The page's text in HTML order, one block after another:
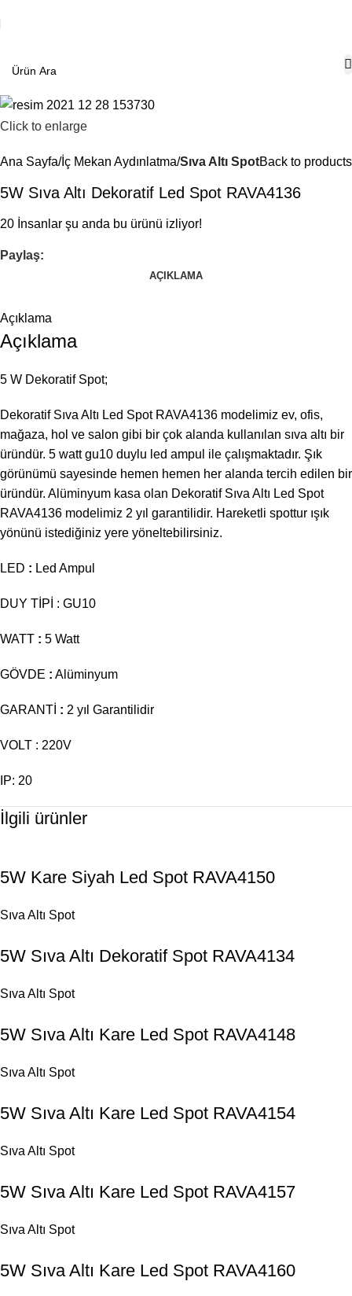
Click to enlarge
Ana Sayfa İç Mekan Aydınlatma Sıva Altı SpotBack to products
5W Sıva Altı Dekoratif Led Spot RAVA4136
20 İnsanlar şu anda bu ürünü izliyor!
Paylaş:
AÇIKLAMA
Açıklama
Açıklama
5 W Dekoratif Spot;
Dekoratif Sıva Altı Led Spot RAVA4136 modelimiz ev, ofis,
mağaza, hol ve salon gibi bir çok alanda kullanılan sıva altı bir
üründür. 5 watt gu10 duylu led ampul ile çalışmaktadır. Şık
görünümü sayesinde hemen hemen her alanda tercih edilen bir
üründür. Alüminyum kasa olan Dekoratif Sıva Altı Led Spot
RAVA4136 modelimiz 2 yıl garantilidir. Hareketli spottur ışık
yönünü istediğiniz yere yöneltebilirsiniz.
LED : Led Ampul
DUY TİPİ : GU10
WATT : 5 Watt
GÖVDE : Alüminyum
GARANTİ : 2 yıl Garantilidir
VOLT : 220V
IP: 20
İlgili ürünler
5W Kare Siyah Led Spot RAVA4150
Sıva Altı Spot
5W Sıva Altı Dekoratif Spot RAVA4134
Sıva Altı Spot
5W Sıva Altı Kare Led Spot RAVA4148
Sıva Altı Spot
5W Sıva Altı Kare Led Spot RAVA4154
Sıva Altı Spot
5W Sıva Altı Kare Led Spot RAVA4157
Sıva Altı Spot
5W Sıva Altı Kare Led Spot RAVA4160